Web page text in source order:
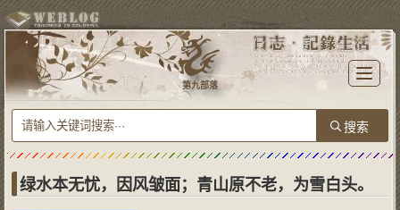
T
o
l
e
n
t
i
第九部落
绿水本无忧，因风皱面；青山原不老，为雪白头。